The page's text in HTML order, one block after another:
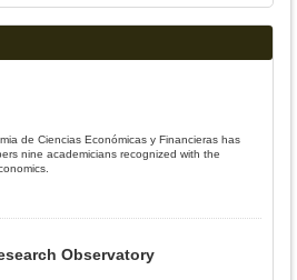
de Ciencias Económicas y Financieras has
nine academicians recognized with the
Observatory